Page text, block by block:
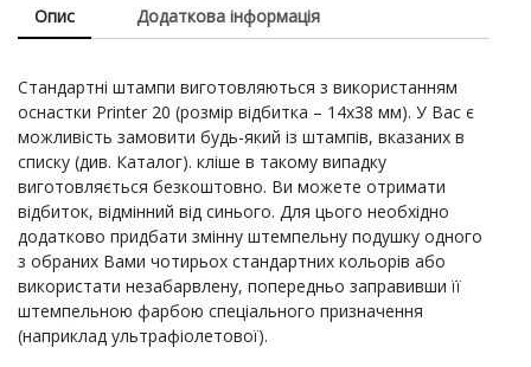
датою"
quantity
Опис Додаткова інформація
Стандартні штампи виготовляються з використанням
оснастки Printer 20 (розмір відбитка – 14х38 мм). У Вас є
можливість замовити будь-який із штампів, вказаних в
списку (див. Каталог). кліше в такому випадку
виготовляється безкоштовно. Ви можете отримати
відбиток, відмінний від синього. Для цього необхідно
додатково придбати змінну штемпельну подушку одного
з обраних Вами чотирьох стандартних кольорів або
використати незабарвлену, попередньо заправивши її
штемпельною фарбою спеціального призначення
(наприклад ультрафіолетової).